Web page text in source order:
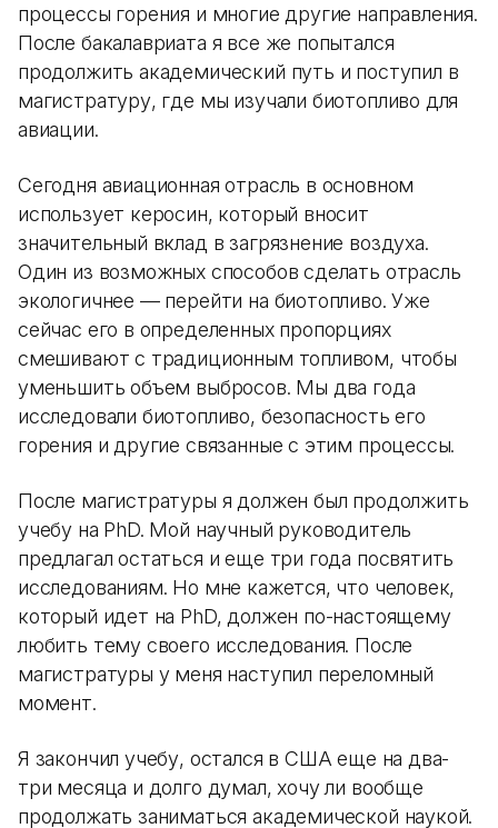
процессы горения и многие другие направления.
После бакалавриата я все же попытался
продолжить академический путь и поступил в
магистратуру, где мы изучали биотопливо для
авиации.
Сегодня авиационная отрасль в основном
использует керосин, который вносит
значительный вклад в загрязнение воздуха.
Один из возможных способов сделать отрасль
экологичнее — перейти на биотопливо. Уже
сейчас его в определенных пропорциях
смешивают с традиционным топливом, чтобы
уменьшить объем выбросов. Мы два года
исследовали биотопливо, безопасность его
горения и другие связанные с этим процессы.
После магистратуры я должен был продолжить
учебу на PhD. Мой научный руководитель
предлагал остаться и еще три года посвятить
исследованиям. Но мне кажется, что человек,
который идет на PhD, должен по-настоящему
любить тему своего исследования. После
магистратуры у меня наступил переломный
момент.
Я закончил учебу, остался в США еще на два-
три месяца и долго думал, хочу ли вообще
продолжать заниматься академической наукой.